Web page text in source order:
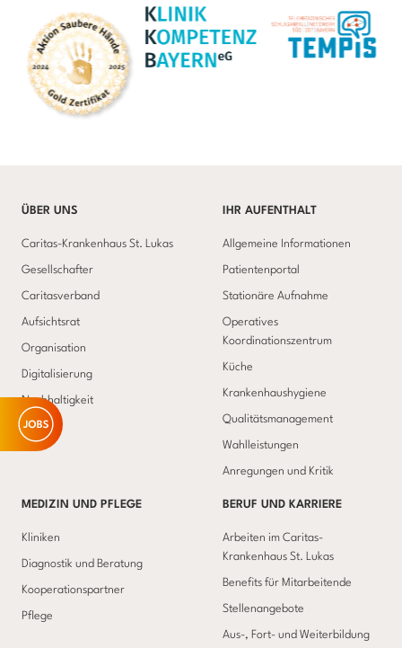
Zertifikate und Auszeichnungen
ÜBER UNS
Caritas-Krankenhaus St. Lukas
Gesellschafter
Caritasverband
Aufsichtsrat
Organisation
Digitalisierung
Nachhaltigkeit
IHR AUFENTHALT
Allgemeine Informationen
Patientenportal
Stationäre Aufnahme
Operatives
Koordinationszentrum
Küche
Krankenhaushygiene
Qualitätsmanagement
Wahlleistungen
Anregungen und Kritik
MEDIZIN UND PFLEGE
Kliniken
Diagnostik und Beratung
Kooperationspartner
Pflege
BERUF UND KARRIERE
Arbeiten im Caritas-
Krankenhaus St. Lukas
Benefits für Mitarbeitende
Stellenangebote
Aus-, Fort- und Weiterbildung